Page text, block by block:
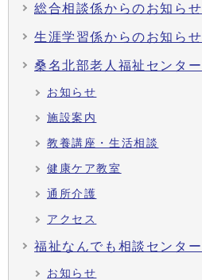
総合相談係からのお知らせ
生涯学習係からのお知らせ
桑名北部老人福祉センター
お知らせ
施設案内
教養講座・生活相談
健康ケア教室
通所介護
アクセス
福祉なんでも相談センター
お知らせ